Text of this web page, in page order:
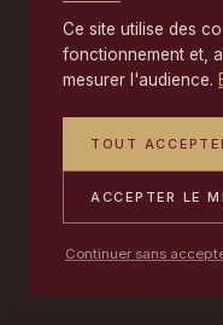
Ce site utilise des
fonctionnement et,
mesurer l'audience.
TOUT
ACCEPTER LE
Continuer sans